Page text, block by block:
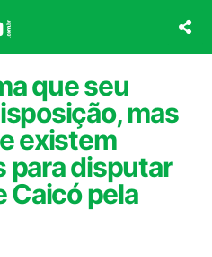
que seu
mas
existem
para disputar
Caicó pela